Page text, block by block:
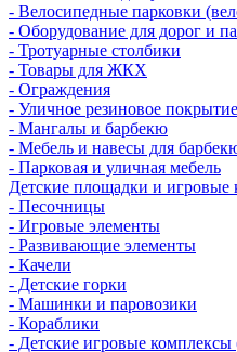
- Велосипедные парковки
- Оборудование для дорог и
- Тротуарные столбики
- Товары для ЖКХ
- Ограждения
- Уличное резиновое
- Мангалы и барбекю
- Мебель и навесы для
- Парковая и уличная мебель
Детские площадки и игровые
- Песочницы
- Игровые элементы
- Развивающие элементы
- Качели
- Детские горки
- Машинки и паровозики
- Кораблики
- Детские игровые комплексы